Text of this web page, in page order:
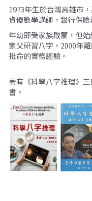
1973年生於台灣高雄市
資優數學講師，銀行保險
年幼即受家族啟蒙，但
家父研習八字，2000年
批命的實務經驗。
著有《科學八字推理》
書。